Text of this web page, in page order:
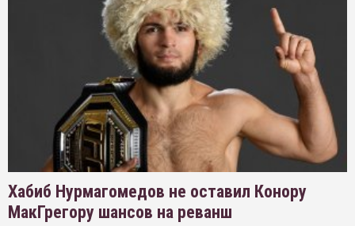
Хабиб Нурмагомедов не оставил Конору
МакГрегору шансов на реванш